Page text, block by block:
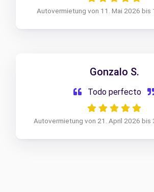
Autovermietung von 11. Mai 2026 bis
Gonzalo S.
Todo perfecto
Autovermietung von 21. April 2026 bis